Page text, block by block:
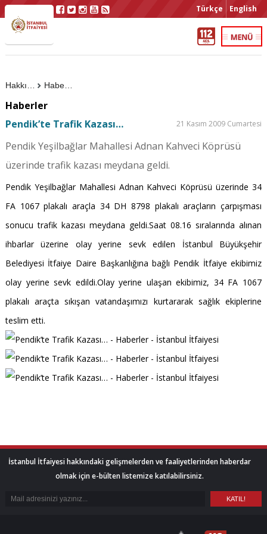
Türkçe English
Haberler
Haberler
Pendik’te Trafik Kazası…
21 Kasım 2009 Cumartesi
Pendik Yeşilbağlar Mahallesi Adnan Kahveci Köprüsü
üzerinde trafik kazası meydana geldi.
Pendik Yeşilbağlar Mahallesi Adnan Kahveci Köprüsü üzerinde 34
FA 1067 plakalı araçla 34 DH 8798 plakalı araçların çarpışması
sonucu trafik kazası meydana geldi.Saat 08.16 sıralarında alınan
ihbarlar üzerine olay yerine sevk edilen İstanbul Büyükşehir
Belediyesi İtfaiye Daire Başkanlığına bağlı Pendik İtfaiye ekibimiz
olay yerine sevk edildi.Olay yerine ulaşan ekibimiz, 34 FA 1067
plakalı araçta sıkışan vatandaşımızı kurtararak sağlık ekiplerine
teslim etti.
İstanbul İtfaiyesi hakkındaki gelişmelerden ve faaliyetlerinden haberdar
olmak için e-bülten listemize katılabilirsiniz.